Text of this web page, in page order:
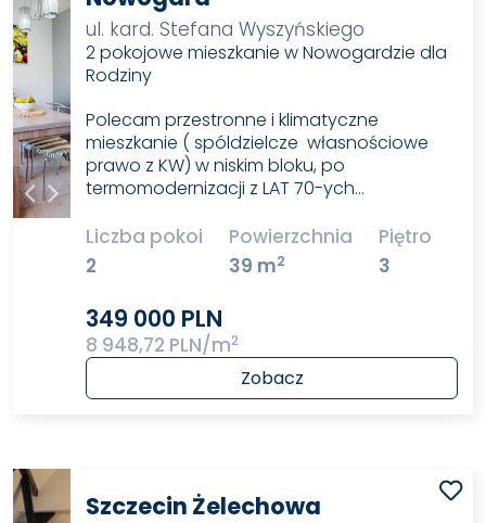
ul. kard. Stefana Wyszyńskiego
2 pokojowe mieszkanie w Nowogardzie dla
Rodziny
Polecam przestronne i klimatyczne
mieszkanie ( spóldzielcze własnościowe
prawo z KW) w niskim bloku, po
termomodernizacji z LAT 70-ych…
Liczba pokoi
2
Powierzchnia
39 m2
Piętro
3
349 000 PLN
8 948,72 PLN/m2
Zobacz
Szczecin Żelechowa